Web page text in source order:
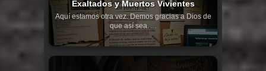
Exaltados y Muertos Vivientes
Aquí estamos otra vez. Demos gracias a Dios de
que así sea. ...